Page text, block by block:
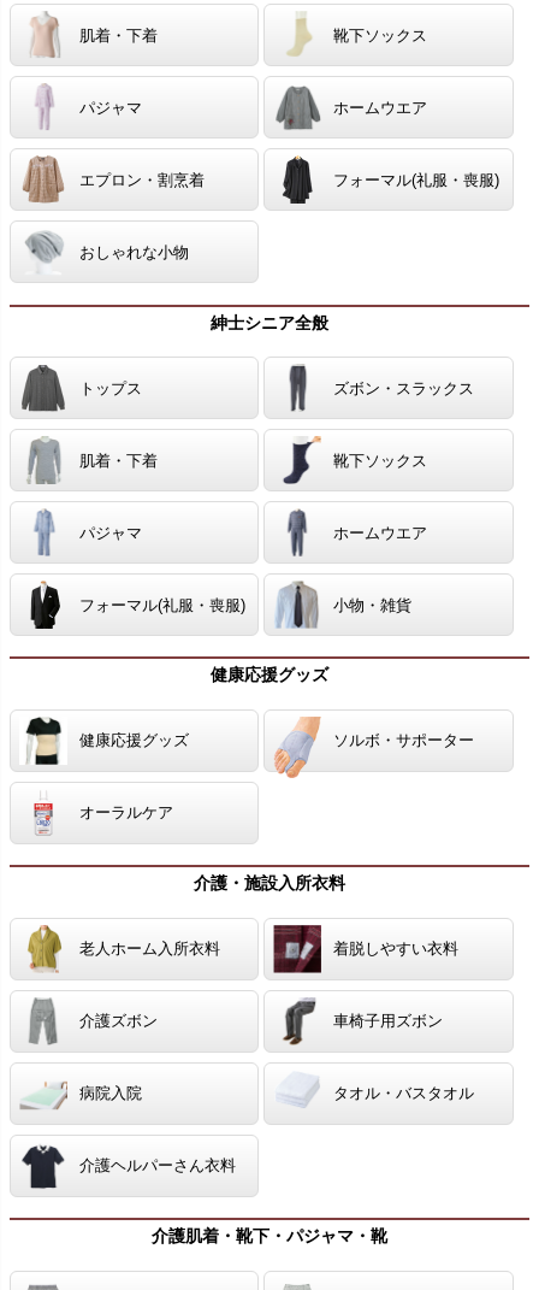
肌着・下着 靴下ソックス
パジャマ ホームウエア
エプロン・割烹着 フォーマル(礼服・喪服)
おしゃれな小物
紳士シニア全般
トップス ズボン・スラックス
肌着・下着 靴下ソックス
パジャマ ホームウエア
フォーマル(礼服・喪服) 小物・雑貨
健康応援グッズ
健康応援グッズ ソルボ・サポーター
オーラルケア
介護・施設入所衣料
老人ホーム入所衣料 着脱しやすい衣料
介護ズボン 車椅子用ズボン
病院入院 タオル・バスタオル
介護ヘルパーさん衣料
介護肌着・靴下・パジャマ・靴